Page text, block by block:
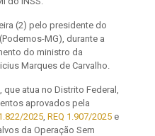
(2) pelo presidente do
MG), durante a
do ministro da
Marques de Carvalho.
atua no Distrito Federal,
aprovados pela
2025, REQ 1.907/2025e
da Operação Sem